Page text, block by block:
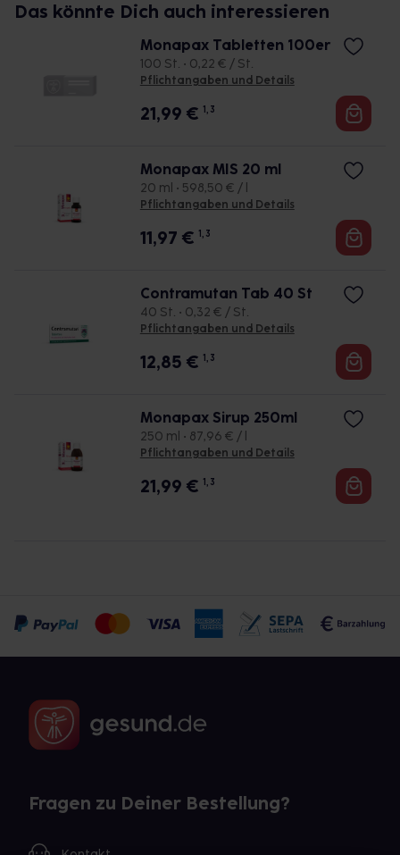
Das könnte Dich auch interessieren
Monapax Tabletten 100er
100 St. • 0,22 € / St.
Pflichtangaben und Details
21,99 € 1, 3
Monapax MIS 20 ml
20 ml • 598,50 € / l
Pflichtangaben und Details
11,97 € 1, 3
Contramutan Tab 40 St
40 St. • 0,32 € / St.
Pflichtangaben und Details
12,85 € 1, 3
Monapax Sirup 250ml
250 ml • 87,96 € / l
Pflichtangaben und Details
21,99 € 1, 3
Fragen zu Deiner Bestellung?